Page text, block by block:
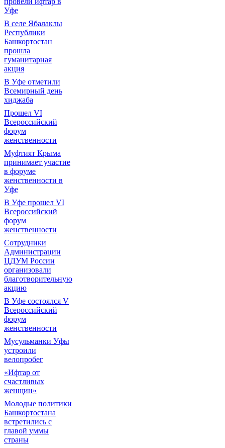
Уфе
В селе Ябалаклы
Республики
Башкортостан
прошла
гуманитарная
акция
В Уфе отметили
Всемирный день
хиджаба
Прошел VI
Всероссийский
форум
женственности
Муфтият Крыма
принимает участие
в форуме
женственности в
Уфе
В Уфе прошел VI
Всероссийский
форум
женственности
Сотрудники
Администрации
ЦДУМ России
организовали
благотворительную
акцию
В Уфе состоялся V
Всероссийский
форум
женственности
Мусульманки Уфы
устроили
велопробег
«Ифтар от
счастливых
женщин»
Молодые политики
Башкортостана
встретились с
главой уммы
страны